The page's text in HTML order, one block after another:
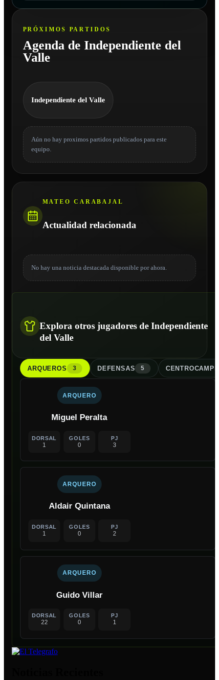
PRÓXIMOS PARTIDOS
Agenda de Independiente del
Valle
Independiente del Valle
Aún no hay proximos partidos publicados para este
equipo.
MATEO CARABAJAL
Actualidad relacionada
No hay una noticia destacada disponible por ahora.
Explora otros jugadores de Independiente
del Valle
ARQUEROS 3 DEFENSAS 5
ARQUERO
Miguel Peralta
DORSAL
1
GOLES
0
PJ
3
ARQUERO
Aldair Quintana
DORSAL
1
GOLES
0
PJ
2
ARQUERO
Guido Villar
DORSAL
22
GOLES
0
PJ
1